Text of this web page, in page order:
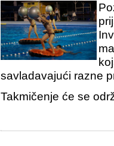
savladavajući razne
Takmičenje će se